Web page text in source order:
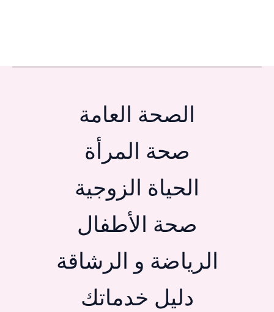
الصحة العامة
صحة المرأة
الحياة الزوجية
صحة الأطفال
الرياضة و الرشاقة
دليل خدماتك